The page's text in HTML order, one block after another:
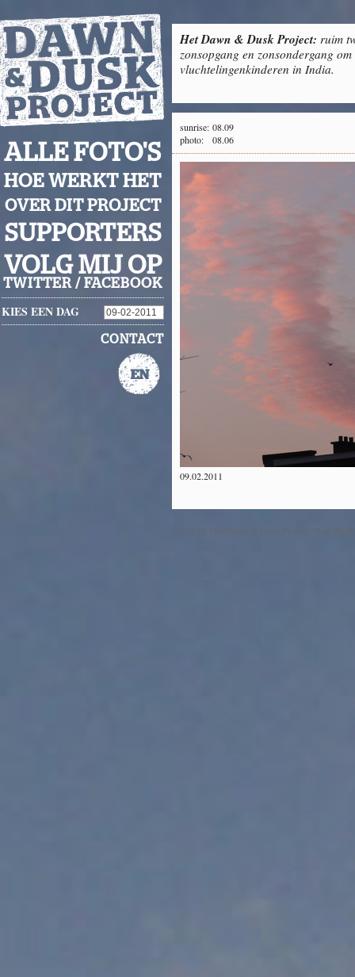
Het Dawn & Dusk Project: ruim
zonsopgang en zonsondergang
vluchtelingenkinderen in India.
ALLE FOTO'S
HOE WERKT HET
OVER DIT PROJECT
SUPPORTERS
VOLG MIJ OP
TWITTER / FACEBOOK
KIES EEN DAG
CONTACT
sunrise: 08.09
photo:
08.06
09.02.2011
©2012 The Dawn & Dusk Project™ All